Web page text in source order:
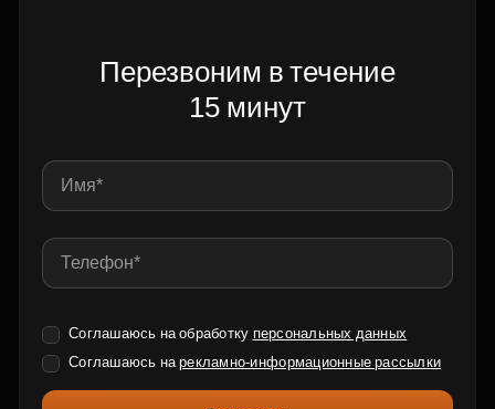
Перезвоним в течение
15 минут
Соглашаюсь на обработку персональных данных
Соглашаюсь нарекламно-информационные рассылки